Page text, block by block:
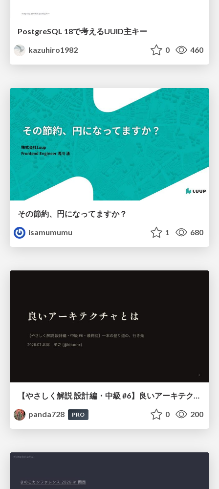
PostgreSQL 18で考えるUUID主キー
kazuhiro1982
0 460
その節約、円になってますか？
isamumumu
1 680
【やさしく解説 設計編・中級 #6】良いアーキテクチャとは ～ 一本の登り道の、行き先 ～
panda728
PRO 0 200